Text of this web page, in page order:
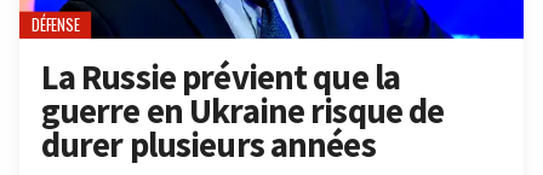
DÉFENSE
La Russie prévient que la
guerre en Ukraine risque de
durer plusieurs années